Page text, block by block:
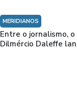
MERIDIANOS
Entre o jornalismo, o
Dilmércio Daleffe